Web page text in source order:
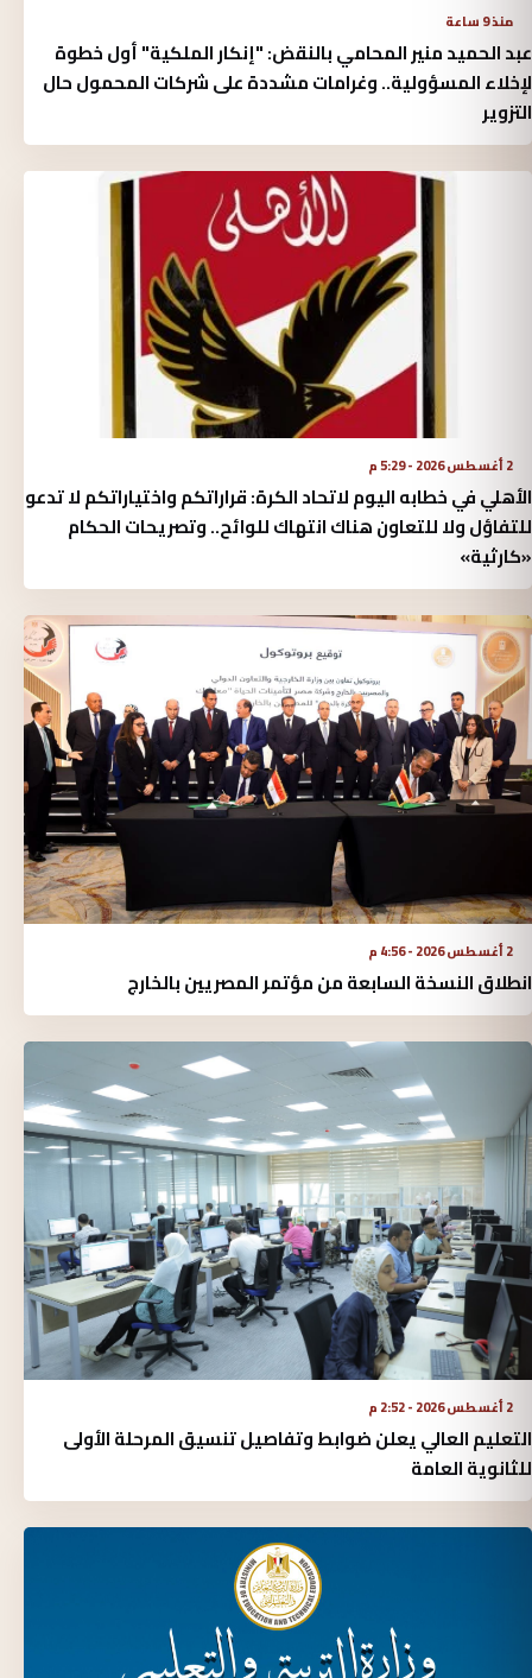
منذ 9 ساعة
عبد الحميد منير المحامي بالنقض: "إنكار الملكية" أول خطوة
لإخلاء المسؤولية.. وغرامات مشددة على شركات المحمول حال
التزوير
2 أغسطس 2026 - 5:29 م
الأهلي في خطابه اليوم لاتحاد الكرة:‏ قراراتكم واختياراتكم لا تدعو
للتفاؤل ولا للتعاون هناك انتهاك للوائح.. وتصريحات الحكام
«كارثية»‏
2 أغسطس 2026 - 4:56 م
انطلاق النسخة السابعة من مؤتمر المصريين بالخارج
2 أغسطس 2026 - 2:52 م
التعليم العالي يعلن ضوابط وتفاصيل تنسيق المرحلة الأولى
للثانوية العامة